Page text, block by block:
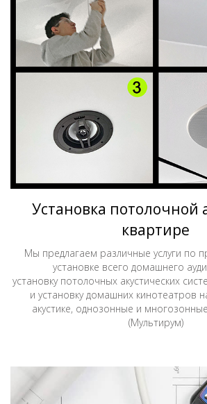
Установка потолочной
квартире
Мы предлагаем различные услуги по
установке всего домашнего
установку потолочных акустических
и установку домашних кинотеатров
акустике, однозонные и
(Мультирум)